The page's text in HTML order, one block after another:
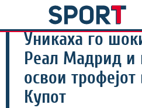
Уникаха го
Реал Мадрид и
освои трофејот
Купот